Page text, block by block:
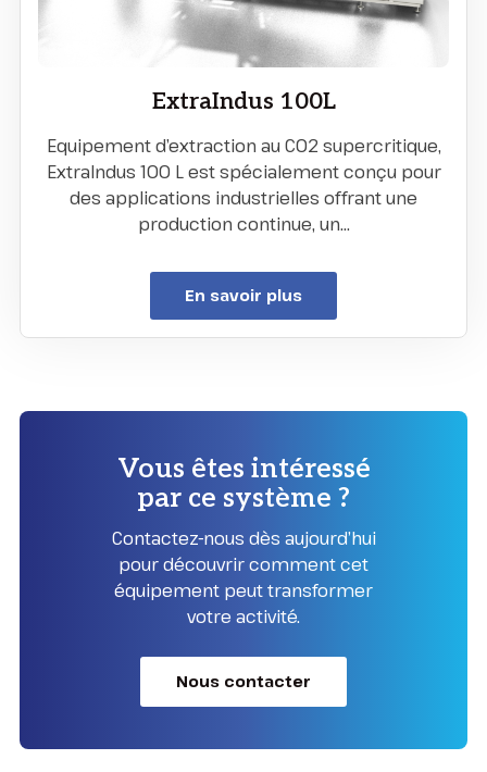
ExtraIndus 100L
Equipement d’extraction au CO2 supercritique,
ExtraIndus 100 L est spécialement conçu pour
des applications industrielles offrant une
production continue, un…
En savoir plus
Vous êtes intéressé
par ce système ?
Contactez-nous dès aujourd’hui
pour découvrir comment cet
équipement peut transformer
votre activité.
Nous contacter